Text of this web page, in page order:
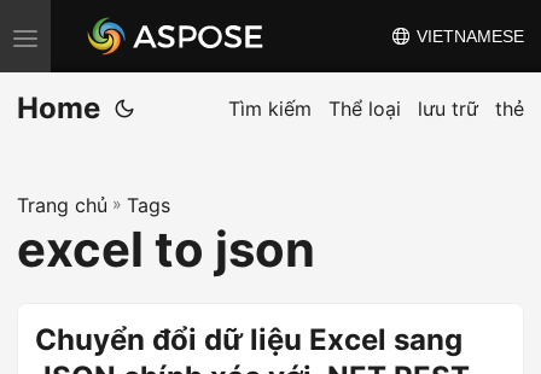
C
h
u
n
đ
VIETNAMESE
Home Tìm kiếm Thể loại lưu trữ thẻ
Trang chủ » Tags
excel to json
Chuyển đổi dữ liệu Excel sang